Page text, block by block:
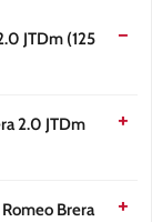
JTDm (125
2.0 JTDm
Brera